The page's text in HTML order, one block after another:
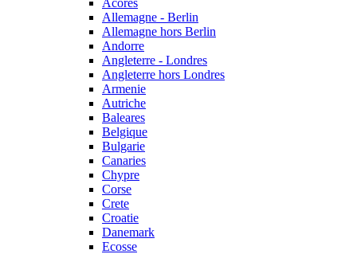
Acores
Allemagne - Berlin
Allemagne hors Berlin
Andorre
Angleterre - Londres
Angleterre hors Londres
Armenie
Autriche
Baleares
Belgique
Bulgarie
Canaries
Chypre
Corse
Crete
Croatie
Danemark
Ecosse